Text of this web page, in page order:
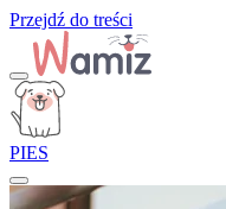
Przejdź do treści
PIES